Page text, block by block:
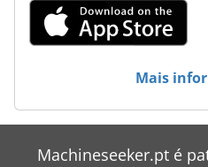
Máquinas De Lenha
Mais
Machineseeker.pt é